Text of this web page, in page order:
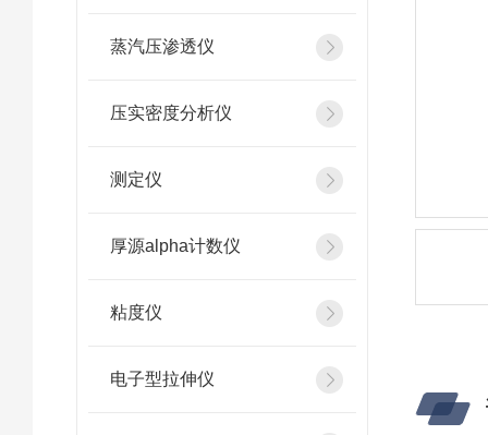
蒸汽压渗透仪
压实密度分析仪
测定仪
厚源alpha计数仪
粘度仪
电子型拉伸仪